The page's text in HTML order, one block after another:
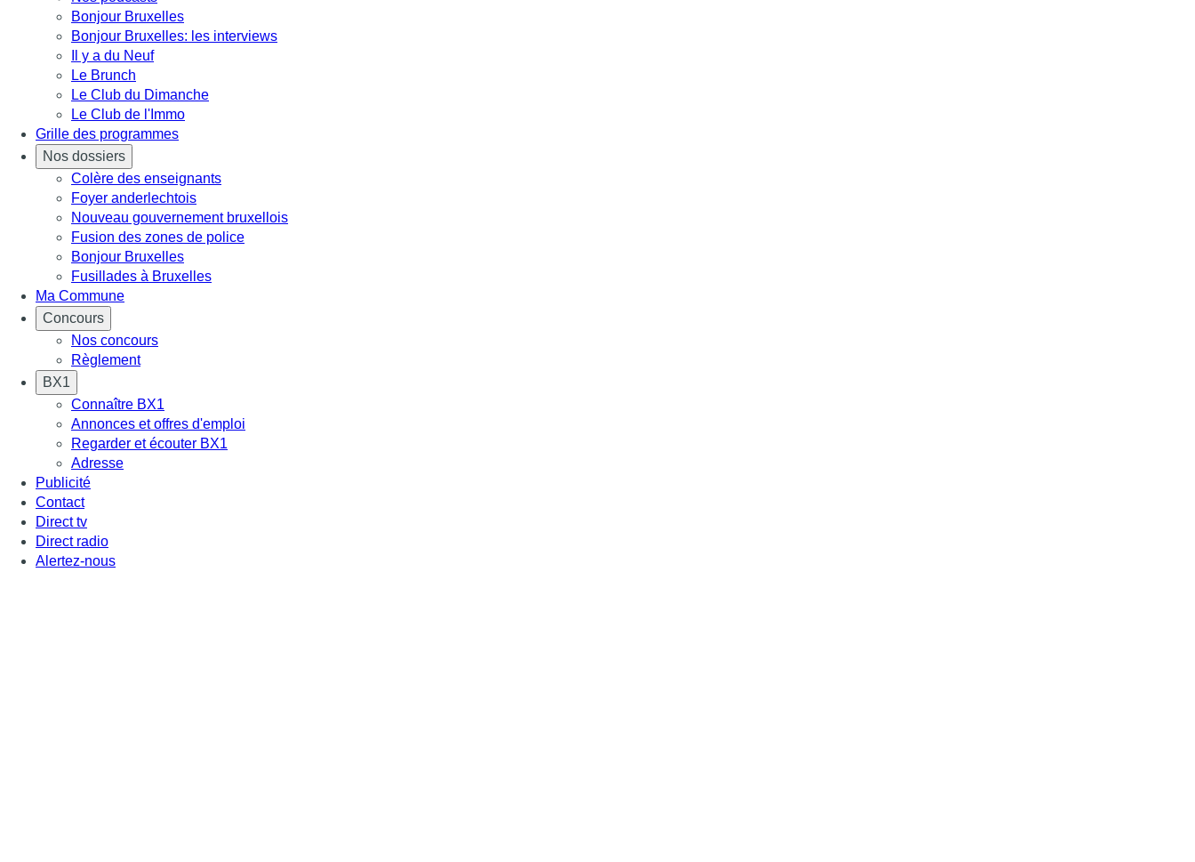
Bonjour Bruxelles
Bonjour Bruxelles: les interviews
Il y a du Neuf
Le Brunch
Le Club du Dimanche
Le Club de l'Immo
Grille des programmes
Nos dossiers
Colère des enseignants
Foyer anderlechtois
Nouveau gouvernement bruxellois
Fusion des zones de police
Bonjour Bruxelles
Fusillades à Bruxelles
Ma Commune
Concours
Nos concours
Règlement
BX1
Connaître BX1
Annonces et offres d'emploi
Regarder et écouter BX1
Adresse
Publicité
Contact
Direct tv
Direct radio
Alertez-nous